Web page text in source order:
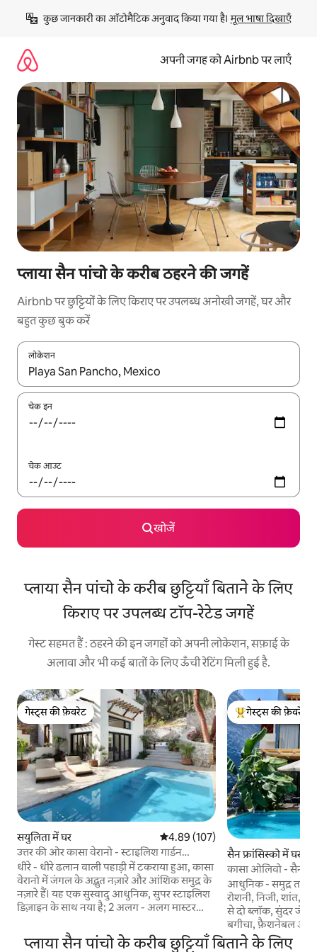
छोड़कर
कॉन्टेंट
कुछ जानकारी का ऑटोमैटिक अनुवाद किया गया है। मूल भाषा दिखाएँ
अपनी जगह को Airbnb पर लाएँ
प्लाया सैन पांचो के करीब ठहरने की जगहें
Airbnb पर छुट्टियों के लिए किराए पर उपलब्ध अनोखी जगहें, घर और
बहुत कुछ बुक करें
लोकेशन
नतीजों के उपलब्ध होने पर, अप और डाउन 'ऐरो की' का इस्तेमाल करके नेविगेट
चेक इन
चेक आउट
खोजें
प्लाया सैन पांचो के करीब छुट्टियाँ बिताने के लिए
किराए पर उपलब्ध टॉप-रेटेड जगहें
गेस्ट सहमत हैं : ठहरने की इन जगहों को अपनी लोकेशन, सफ़ाई के
अलावा और भी कई बातों के लिए ऊँची रेटिंग मिली हुई है.
गेस्ट्स की फ़ेवरेट
गेस्ट्स की फ़ेवरेट
सयुलिता में घर औसत रेटिंग 5 में से 4.89, 107 समीक्षाएँ
4.89 (107)
उत्तर की ओर कासा वेरानो - स्टाइलिश गार्डन
ओएसिस
धीरे - धीरे ढलान वाली पहाड़ी में टकराया हुआ, कासा
वेरानो में जंगल के अद्भुत नज़ारे और आंशिक समुद्र के
नज़ारे हैं। यह एक सुस्वादु आधुनिक, सुपर स्टाइलिश
डिज़ाइन के साथ नया है; 2 अलग - अलग मास्टर
साइज़ बेड और एसी है। गर्म पूल। लिविंग रूम खोलें।
किचन एक खूबसूरत आँगन में खुलता है, जहाँ खारे
गेस्ट्स का टॉप फ़ेवरेट
गेस्ट्स की फ़ेवरेट
सैन फ्रांसिस्को में घर
कासा ओलिवो - सैन
आधुनिक - समुद्र तट
रोशनी, निजी, शांत,
से दो ब्लॉक, सुंदर
बगीचा, फ़ैशनेबल और
व्यवसाय (शहर और
प्लाया सैन पांचो के करीब छुट्टियाँ बिताने के लिए